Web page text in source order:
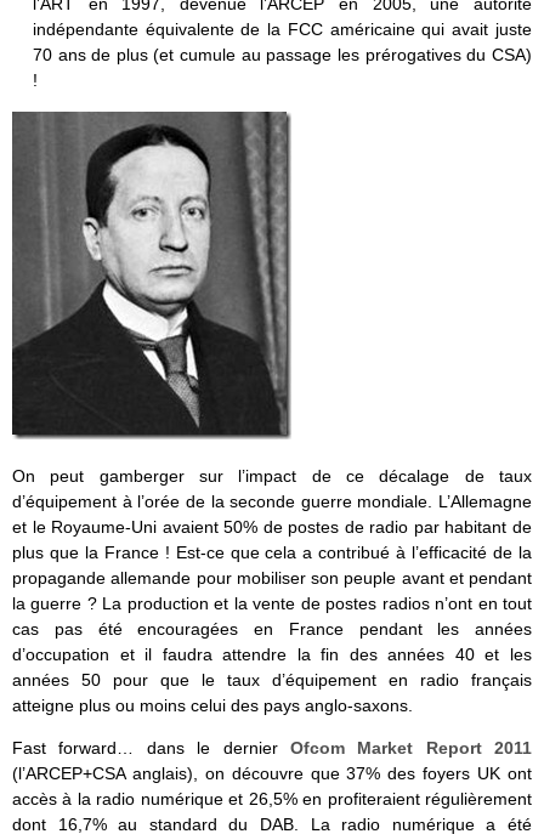
l’ART en 1997, devenue l’ARCEP en 2005, une autorité
indépendante équivalente de la FCC américaine qui avait juste
70 ans de plus (et cumule au passage les prérogatives du CSA)
!
On peut gamberger sur l’impact de ce décalage de taux
d’équipement à l’orée de la seconde guerre mondiale. L’Allemagne
et le Royaume-Uni avaient 50% de postes de radio par habitant de
plus que la France ! Est-ce que cela a contribué à l’efficacité de la
propagande allemande pour mobiliser son peuple avant et pendant
la guerre ? La production et la vente de postes radios n’ont en tout
cas pas été encouragées en France pendant les années
d’occupation et il faudra attendre la fin des années 40 et les
années 50 pour que le taux d’équipement en radio français
atteigne plus ou moins celui des pays anglo-saxons.
Fast forward… dans le dernier Ofcom Market Report 2011
(l’ARCEP+CSA anglais), on découvre que 37% des foyers UK ont
accès à la radio numérique et 26,5% en profiteraient régulièrement
dont 16,7% au standard du DAB. La radio numérique a été